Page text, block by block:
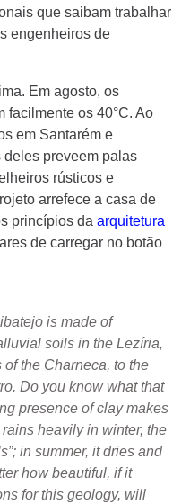
que saibam trabalhar
engenheiros de
Em agosto, os
facilmente os 40°C. Ao
em Santarém e
deles preveem palas
rústicos e
arrefece a casa de
princípios da arquitetura
de carregar no botão
is made of
soils in the Lezíria,
the Charneca, to the
Do you know what that
presence of clay makes
heavily in winter, the
in summer, it dries and
how beautiful, if it
for this geology, will